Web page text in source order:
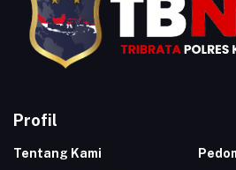
Profil
Tentang Kami